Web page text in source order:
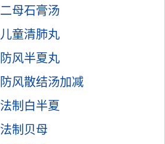
二母石膏汤
儿童清肺丸
防风半夏丸
防风散结汤加减
法制白半夏
法制贝母